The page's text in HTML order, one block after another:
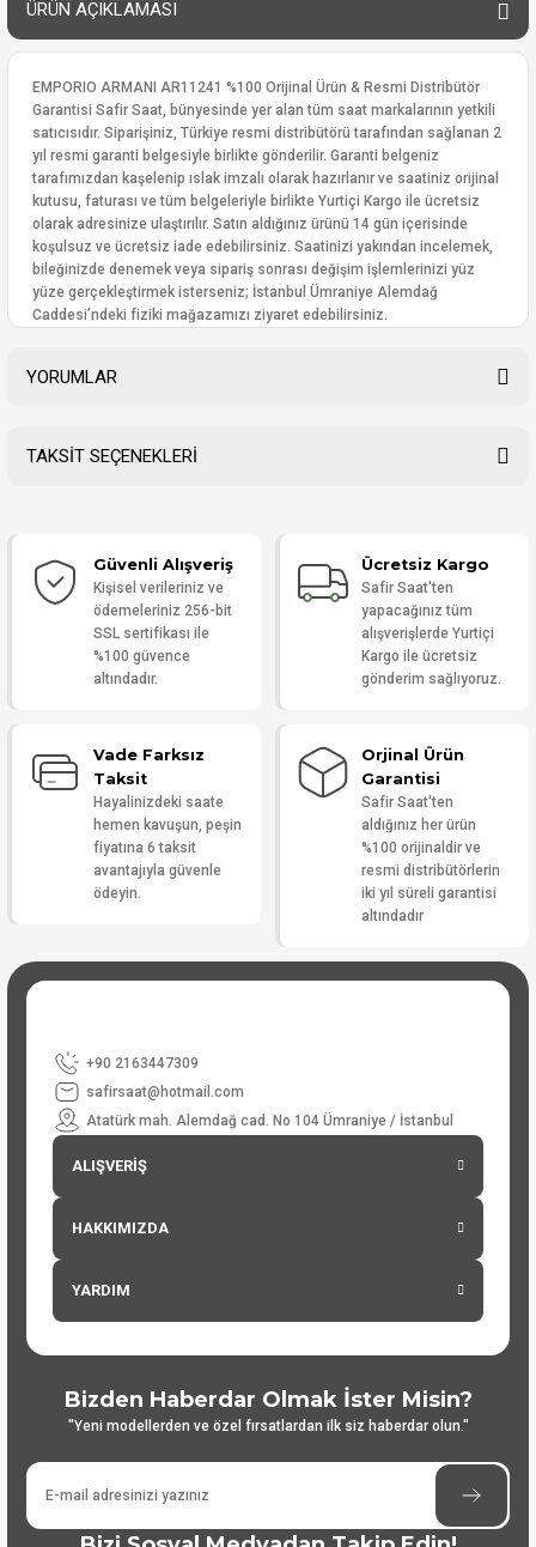
ÜRÜN AÇIKLAMASI
EMPORIO ARMANI AR11241 %100 Orijinal Ürün & Resmi Distribütör
Garantisi Safir Saat, bünyesinde yer alan tüm saat markalarının yetkili
satıcısıdır. Siparişiniz, Türkiye resmi distribütörü tarafından sağlanan 2
yıl resmi garanti belgesiyle birlikte gönderilir. Garanti belgeniz
tarafımızdan kaşelenip ıslak imzalı olarak hazırlanır ve saatiniz orijinal
kutusu, faturası ve tüm belgeleriyle birlikte Yurtiçi Kargo ile ücretsiz
olarak adresinize ulaştırılır. Satın aldığınız ürünü 14 gün içerisinde
koşulsuz ve ücretsiz iade edebilirsiniz. Saatinizi yakından incelemek,
bileğinizde denemek veya sipariş sonrası değişim işlemlerinizi yüz
yüze gerçekleştirmek isterseniz; İstanbul Ümraniye Alemdağ
Caddesi’ndeki fiziki mağazamızı ziyaret edebilirsiniz.
YORUMLAR
Yorum Yaz
TAKSİT SEÇENEKLERİ
Güvenli Alışveriş
Kişisel verileriniz ve
ödemeleriniz 256-bit
SSL sertifikası ile
%100 güvence
altındadır.
Ücretsiz Kargo
Safir Saat'ten
yapacağınız tüm
alışverişlerde Yurtiçi
Kargo ile ücretsiz
gönderim sağlıyoruz.
Vade Farksız
Taksit
Hayalinizdeki saate
hemen kavuşun, peşin
fiyatına 6 taksit
avantajıyla güvenle
ödeyin.
Orjinal Ürün
Garantisi
Safir Saat'ten
aldığınız her ürün
%100 orijinaldir ve
resmi distribütörlerin
iki yıl süreli garantisi
altındadır
+90 2163447309
safirsaat@hotmail.com
Atatürk mah. Alemdağ cad. No 104 Ümraniye / İstanbul
ALIŞVERİŞ
HAKKIMIZDA
YARDIM
Bizden Haberdar Olmak İster Misin?
"Yeni modellerden ve özel fırsatlardan ilk siz haberdar olun."